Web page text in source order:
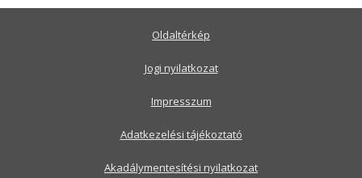
Oldaltérkép
Jogi nyilatkozat
Impresszum
Adatkezelési tájékoztató
Akadálymentesítési nyilatkozat